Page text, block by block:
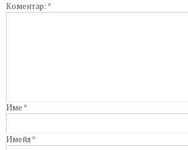
Коментар: *
Име *
Имейл*